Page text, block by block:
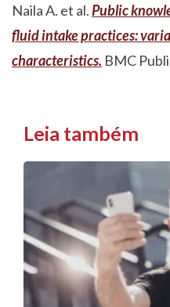
Naila A. et al.Public
fluid intake practices:
characteristics. BMC
Leia também